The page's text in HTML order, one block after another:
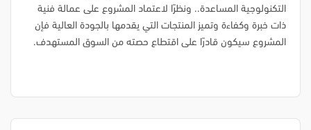
التكنولوجية المساعدة.. ونظرًا لاعتماد المشروع على عمالة فنية
ذات خبرة وكفاءة وتميز المنتجات التي يقدمها بالجودة العالية فإن
المشروع سيكون قادرًا على اقتطاع حصته من السوق المستهدف.